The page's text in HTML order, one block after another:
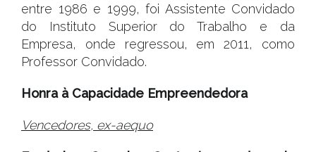
entre 1986 e 1999, foi Assistente Convidado
do Instituto Superior do Trabalho e da
Empresa, onde regressou, em 2011, como
Professor Convidado.
Honra à Capacidade Empreendedora
Vencedores, ex-aequo